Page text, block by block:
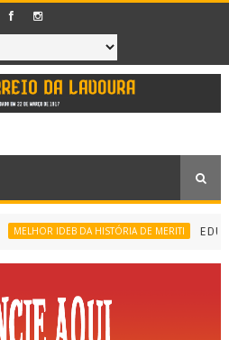
MELHOR IDEB DA HISTÓRIA DE MERITI